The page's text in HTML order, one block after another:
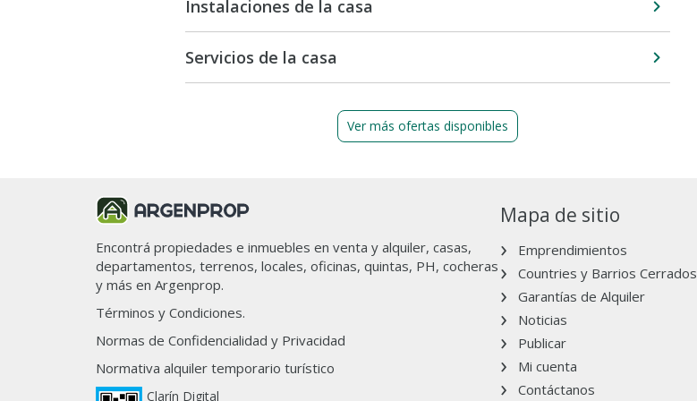
Instalaciones de la casa
Servicios de la casa
Ver más ofertas disponibles
Encontrá propiedades e inmuebles en venta y alquiler, casas,
departamentos, terrenos, locales, oficinas, quintas, PH, cocheras
y más en Argenprop.
Términos y Condiciones.
Normas de Confidencialidad y Privacidad
Normativa alquiler temporario turístico
Clarín Digital
Mapa de sitio
Emprendimientos
Countries y Barrios Cerrados
Garantías de Alquiler
Noticias
Publicar
Mi cuenta
Contáctanos